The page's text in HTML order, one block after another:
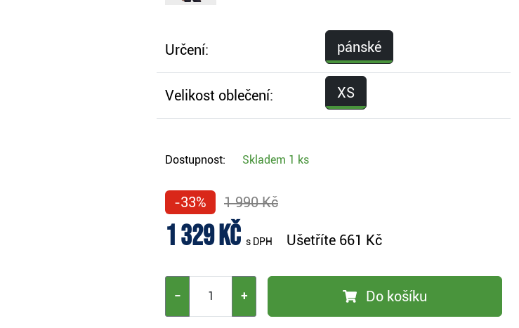
Určení: pánské
Velikost oblečení: XS
Dostupnost: Skladem 1 ks
-33% 1 990 Kč
1 329 Kč s DPH Ušetříte 661 Kč
− + Do košíku